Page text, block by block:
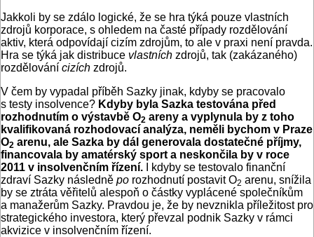
Jakkoli by se zdálo logické, že se hra týká pouze vlastních
zdrojů korporace, s ohledem na časté případy rozdělování
aktiv, která odpovídají cizím zdrojům, to ale v praxi není pravda.
Hra se týká jak distribuce vlastních zdrojů, tak (zakázaného)
rozdělování cizích zdrojů.
V čem by vypadal příběh Sazky jinak, kdyby se pracovalo
s testy insolvence? Kdyby byla Sazka testována před
rozhodnutím o výstavbě O2 areny a vyplynula by z toho
kvalifikovaná rozhodovací analýza, neměli bychom v Praze
O2 arenu, ale Sazka by dál generovala dostatečné příjmy,
financovala by amatérský sport a neskončila by v roce
2011 v insolvenčním řízení. I kdyby se testovalo finanční
zdraví Sazky následně po rozhodnutí postavit O2 arenu, snížila
by se ztráta věřitelů alespoň o částky vyplácené společníkům
a manažerům Sazky. Pravdou je, že by nevznikla příležitost pro
strategického investora, který převzal podnik Sazky v rámci
akvizice v insolvenčním řízení.